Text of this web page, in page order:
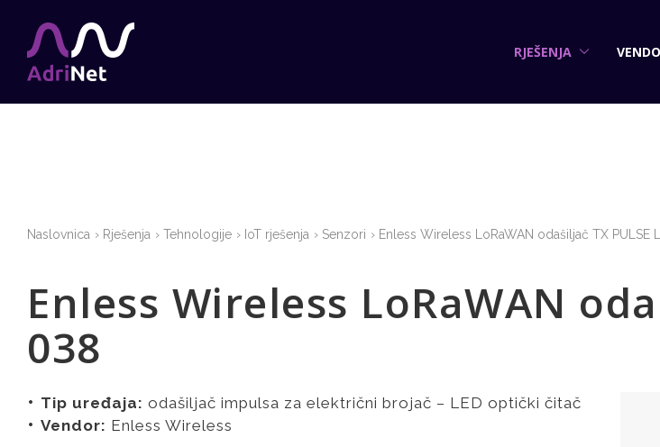
RJEŠENJA
Naslovnica Rješenja Tehnologije IoT rješenja Senzori Enless Wireless LoRaWAN odašiljač TX PULSE
Enless Wireless LoRaWAN
038
Tip uređaja: odašiljač impulsa za električni brojač – LED optički čitač
Vendor: Enless Wireless